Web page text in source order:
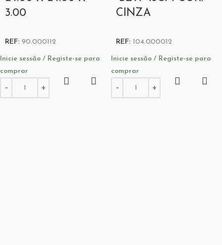
3.00
REF: 90.000112
Inicie sessão / Registe-se para
comprar
CINZA
REF: 104.000012
Inicie sessão / Registe-se para
comprar